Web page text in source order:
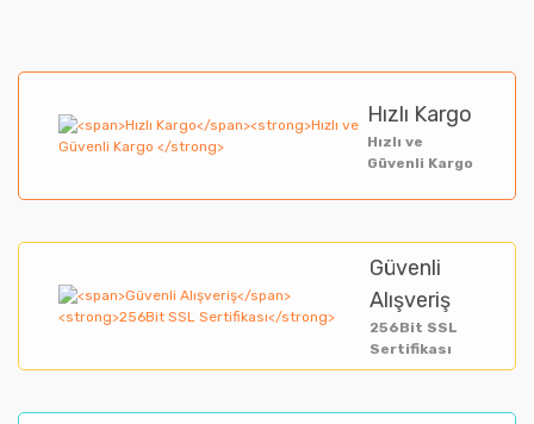
Hızlı Kargo
Hızlı ve
Güvenli Kargo
Güvenli
Alışveriş
256Bit SSL
Sertifikası